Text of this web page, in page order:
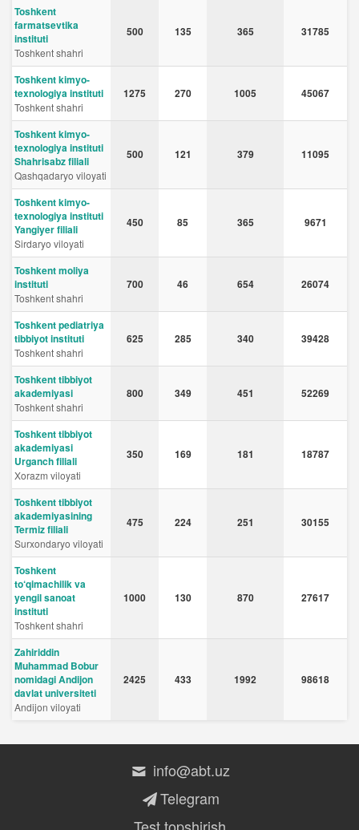
Toshkent
farmatsevtika
instituti
Toshkent shahri
500 135 365 31785
Toshkent kimyo-
texnologiya instituti
Toshkent shahri
1275 270 1005 45067
Toshkent kimyo-
texnologiya instituti
Shahrisabz filiali
Qashqadaryo viloyati
500 121 379 11095
Toshkent kimyo-
texnologiya instituti
Yangiyer filiali
Sirdaryo viloyati
450 85 365 9671
Toshkent moliya
instituti
Toshkent shahri
700 46 654 26074
Toshkent pediatriya
tibbiyot instituti
Toshkent shahri
625 285 340 39428
Toshkent tibbiyot
akademiyasi
Toshkent shahri
800 349 451 52269
Toshkent tibbiyot
akademiyasi
Urganch filiali
Xorazm viloyati
350 169 181 18787
Toshkent tibbiyot
akademiyasining
Termiz filiali
Surxondaryo viloyati
475 224 251 30155
Toshkent
to‘qimachilik va
yengil sanoat
instituti
Toshkent shahri
1000 130 870 27617
Zahiriddin
Muhammad Bobur
nomidagi Andijon
davlat universiteti
Andijon viloyati
2425 433 1992 98618
info@abt.uz
Telegram